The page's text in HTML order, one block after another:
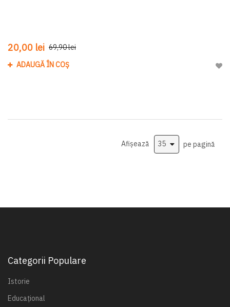
20,00 lei 69,90 lei
ADAUGĂ ÎN COȘ
Afișează pe pagină
Categorii Populare
Istorie
Educațional